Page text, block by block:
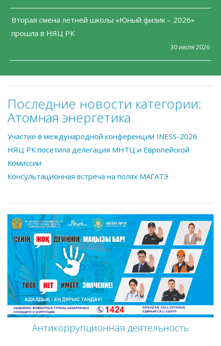
Вторая смена летней школы «Юный физик – 2026»
прошла в НЯЦ РК
30 июля 2026
Последние новости категории:
Атомная энергетика
Участие в международной конференции INESS-2026
НЯЦ РК посетила делегация МНТЦ и Европейской
Комиссии
Консультационная встреча на полях МАГАТЭ
Антикоррупционная деятельность